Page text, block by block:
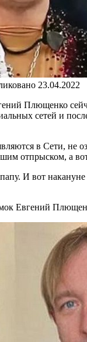
23.04.2022
Плющенко
сетей и
в Сети, не
отпрыском, а
И вот
Евгений